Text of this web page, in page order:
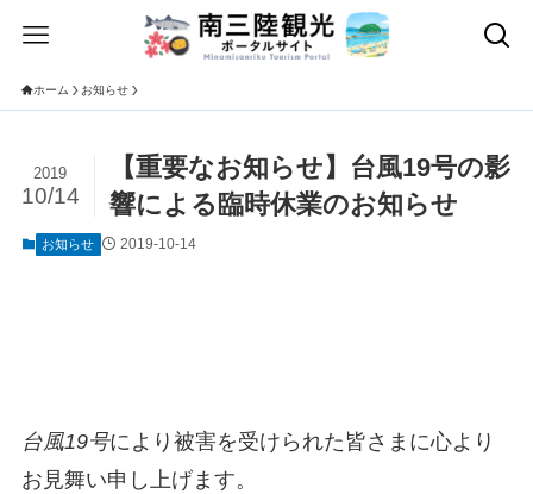
ホーム お知らせ
【重要なお知らせ】台風19号の影
響による臨時休業のお知らせ
2019
10/14
お知らせ 2019-10-14
台風19号により被害を受けられた皆さまに心より
お見舞い申し上げます。